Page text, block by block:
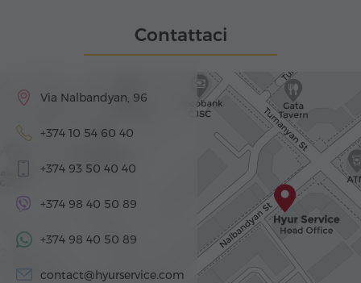
Contattaci
Via Nalbandyan, 96
+374 10 54 60 40
+374 93 50 40 40
+374 98 40 50 89
+374 98 40 50 89
contact@hyurservice.com